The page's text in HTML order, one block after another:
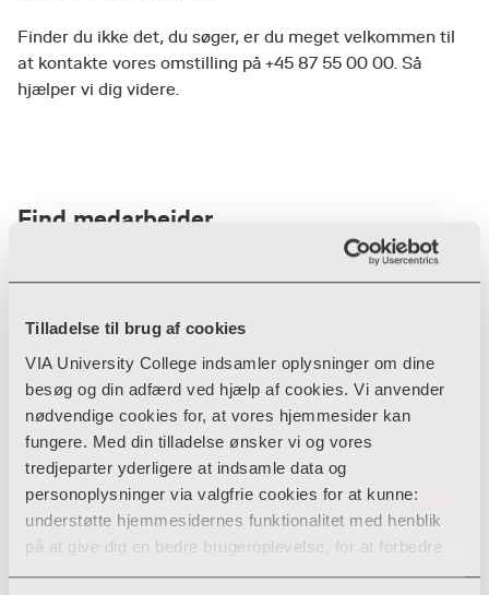
Tilladelse til brug af cookies
VIA University College indsamler oplysninger om dine
besøg og din adfærd ved hjælp af cookies. Vi anvender
nødvendige cookies for, at vores hjemmesider kan
fungere. Med din tilladelse ønsker vi og vores
tredjeparter yderligere at indsamle data og
personoplysninger via valgfrie cookies for at kunne:
understøtte hjemmesidernes funktionalitet med henblik
på at give dig en bedre brugeroplevelse, for at forbedre
vores hjemmesider og udarbejde statistik på baggrund af
Finder du ikke det, du søger, er du meget velkommen til
at kontakte vores omstilling på +45 87 55 00 00. Så
hjælper vi dig videre.
Find medarbejder
Filter
Ryd filtre
Din søgning gav desværre ikke noget resultat
Giv ikke op endnu!